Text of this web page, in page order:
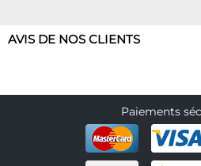
AVIS DE NOS CLIENTS
Paiements